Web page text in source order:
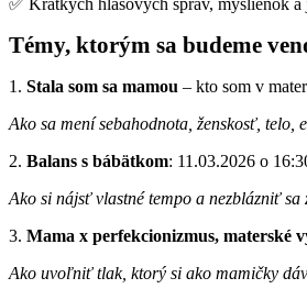
✅ Krátkych hlasových správ, myšlienok
Témy, ktorým sa budeme
1. Stala som sa mamou – kto som v
Ako sa mení sebahodnota, ženskosť, telo,
2. Balans s bábätkom: 11.03.2026 o
Ako si nájsť vlastné tempo a nezblázniť sa
3. Mama x perfekcionizmus, materské
Ako uvoľniť tlak, ktorý si ako mamičky